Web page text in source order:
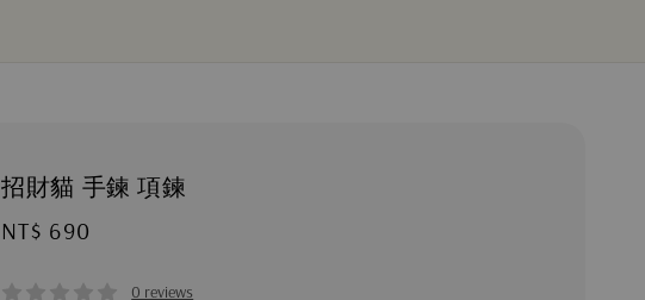
招財貓 手鍊 項鍊
Regular
NT$ 690
0 reviews